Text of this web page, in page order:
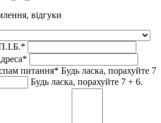
відгуки
*
*
питання* Будь ласка, порахуйте 7
Будь ласка, порахуйте 7 + 6.